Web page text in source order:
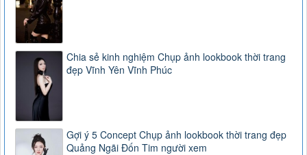
Chia sẻ kinh nghiệm Chụp ảnh lookbook thời trang
đẹp Vĩnh Yên Vĩnh Phúc
Gợi ý 5 Concept Chụp ảnh lookbook thời trang đẹp
Quảng Ngãi Đốn Tim người xem